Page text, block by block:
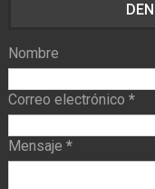
Nombre
Correo electrónico *
Mensaje *